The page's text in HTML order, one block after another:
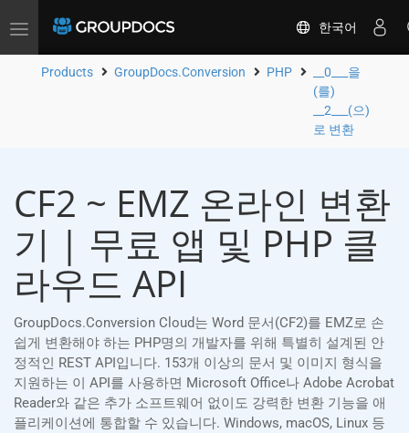
Toggle
한국어
Products GroupDocs.Conversion PHP
__0___을
(를)
__2___(으)
로 변환
CF2 ~ EMZ 온라인 변환
기 | 무료 앱 및 PHP 클
라우드 API
GroupDocs.Conversion Cloud는 Word 문서(CF2)를 EMZ로 손
쉽게 변환해야 하는 PHP명의 개발자를 위해 특별히 설계된 안
정적인 REST API입니다. 153개 이상의 문서 및 이미지 형식을
지원하는 이 API를 사용하면 Microsoft Office나 Adobe Acrobat
Reader와 같은 추가 소프트웨어 없이도 강력한 변환 기능을 애
플리케이션에 통합할 수 있습니다. Windows, macOS, Linux 등